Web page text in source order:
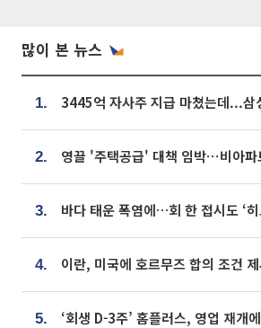
많이 본 뉴스
1.
2.
3. 바다 태운 폭염에…회 한 접시도 ‘히
4.
5.